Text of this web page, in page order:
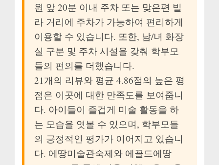
원 앞 20분 이내 주차 또는 맞은편 빌
라 거리에 주차가 가능하여 편리하게
이용할 수 있습니다. 또한, 남/녀 화장
실 구분 및 주차 시설을 갖춰 학부모
들의 편의를 더했습니다.
21개의 리뷰와 평균 4.86점의 높은 평
점은 이곳에 대한 만족도를 보여줍니
다. 아이들이 즐겁게 미술 활동을 하
는 모습을 엿볼 수 있으며, 학부모들
의 긍정적인 평가가 이어지고 있습니
다. 에땅미술관숙제와 에꼴드에땅